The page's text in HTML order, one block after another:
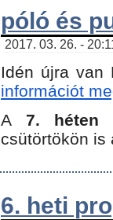
póló és
2017. 03. 26. -
Idén újra van
információt
A 7. héten
csütörtökön is
6. heti